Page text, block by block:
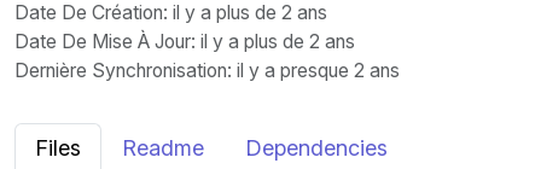
Date De Création: il y a plus de 2 ans
Date De Mise À Jour: il y a plus de 2 ans
Dernière Synchronisation: il y a presque 2 ans
Files Readme Dependencies